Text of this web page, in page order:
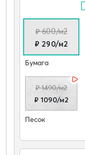
₽ 600/м2
₽ 290/м2
Бумага
₽ 1490/м2
₽ 1090/м2
Песок